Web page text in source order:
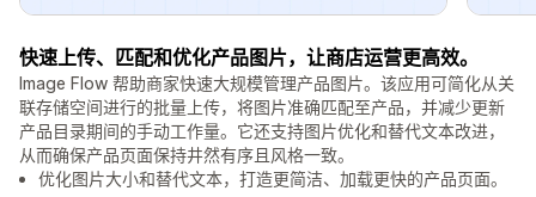
快速上传、匹配和优化产品图片，让商店运营更高效。
Image Flow 帮助商家快速大规模管理产品图片。该应用可简化从关
联存储空间进行的批量上传，将图片准确匹配至产品，并减少更新
产品目录期间的手动工作量。它还支持图片优化和替代文本改进，
从而确保产品页面保持井然有序且风格一致。
优化图片大小和替代文本，打造更简洁、加载更快的产品页面。